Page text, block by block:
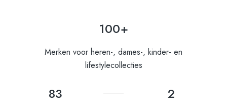
100+
Merken voor heren-, dames-, kinder- en
lifestylecollecties
83 2